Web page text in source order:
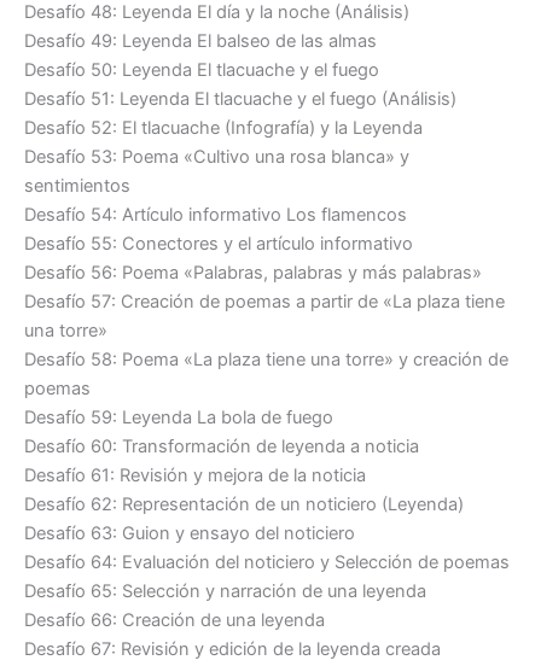
Desafío 48: Leyenda El día y la noche (Análisis)
Desafío 49: Leyenda El balseo de las almas
Desafío 50: Leyenda El tlacuache y el fuego
Desafío 51: Leyenda El tlacuache y el fuego (Análisis)
Desafío 52: El tlacuache (Infografía) y la Leyenda
Desafío 53: Poema «Cultivo una rosa blanca» y
sentimientos
Desafío 54: Artículo informativo Los flamencos
Desafío 55: Conectores y el artículo informativo
Desafío 56: Poema «Palabras, palabras y más palabras»
Desafío 57: Creación de poemas a partir de «La plaza tiene
una torre»
Desafío 58: Poema «La plaza tiene una torre» y creación de
poemas
Desafío 59: Leyenda La bola de fuego
Desafío 60: Transformación de leyenda a noticia
Desafío 61: Revisión y mejora de la noticia
Desafío 62: Representación de un noticiero (Leyenda)
Desafío 63: Guion y ensayo del noticiero
Desafío 64: Evaluación del noticiero y Selección de poemas
Desafío 65: Selección y narración de una leyenda
Desafío 66: Creación de una leyenda
Desafío 67: Revisión y edición de la leyenda creada